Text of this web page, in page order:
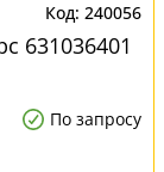
240056
631036401
По запросу